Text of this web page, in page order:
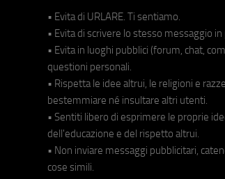
• Evita di URLARE. Ti sentiamo.
• Evita di scrivere lo stesso messaggio
• Evita in luoghi pubblici (forum, chat,
questioni personali.
• Rispetta le idee altrui, le religioni e
bestemmiare né insultare altri utenti.
• Sentiti libero di esprimere le proprie
dell'educazione e del rispetto altrui.
• Non inviare messaggi pubblicitari,
cose simili.